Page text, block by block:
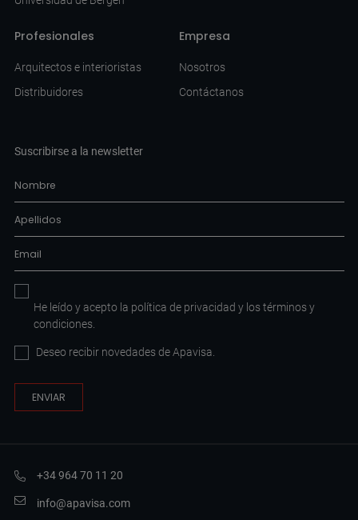
Profesionales
Arquitectos e interioristas
Distribuidores
Empresa
Nosotros
Contáctanos
Suscribirse a la newsletter
He leído y acepto la política de privacidad y lostérminos y
condiciones.
Deseo recibir novedades de Apavisa.
+34 964 70 11 20
info@apavisa.com